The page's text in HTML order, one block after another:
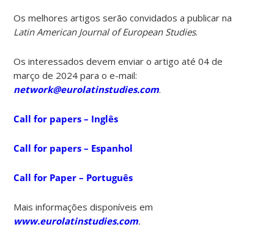
Os melhores artigos serão convidados a publicar na
Latin American Journal of European Studies.
Os interessados devem enviar o artigo até 04 de
março de 2024 para o e-mail:
network@eurolatinstudies.com.
Call for papers – Inglês
Call for papers – Espanhol
Call for Paper – Português
Mais informações disponíveis em
www.eurolatinstudies.com.